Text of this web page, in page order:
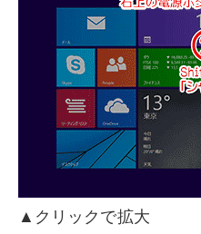
▲クリックで拡大